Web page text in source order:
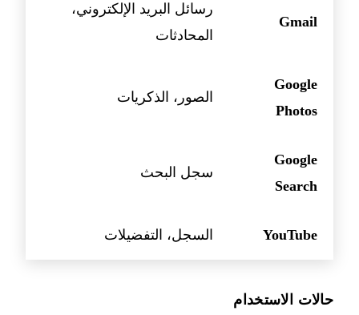
Gmail
رسائل البريد الإلكتروني،
المحادثات
Google
Photos
الصور، الذكريات
Google
Search
سجل البحث
YouTube السجل، التفضيلات
حالات الاستخدام